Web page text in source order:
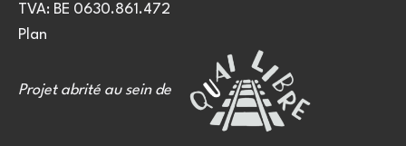
TVA: BE 0630.861.472
Plan
Projet abrité au sein de